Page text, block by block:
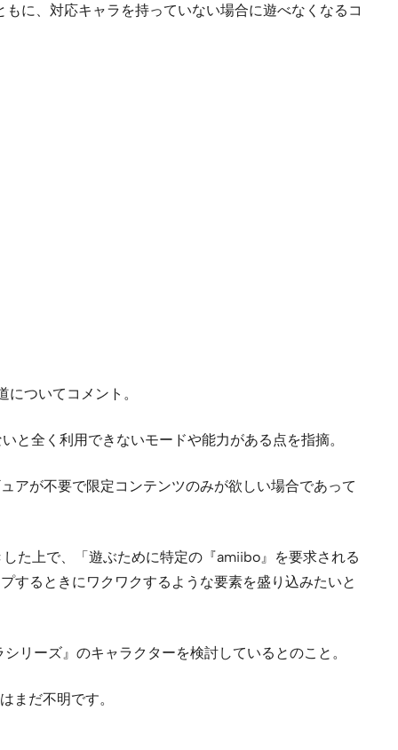
に、対応キャラを持っていない場合に遊べなくなるコ
ついてコメント。
全く利用できないモードや能力がある点を指摘。
アが不要で限定コンテンツのみが欲しい場合であって
た上で、「遊ぶために特定の『amiibo』を要求される
するときにワクワクするような要素を盛り込みたいと
リーズ』のキャラクターを検討しているとのこと。
まだ不明です。